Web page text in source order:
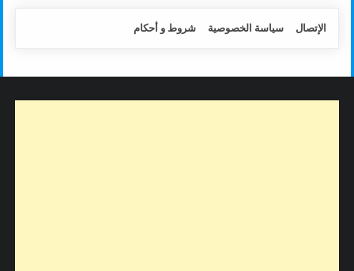
الإتصال سياسة الخصوصية شروط و أحكام